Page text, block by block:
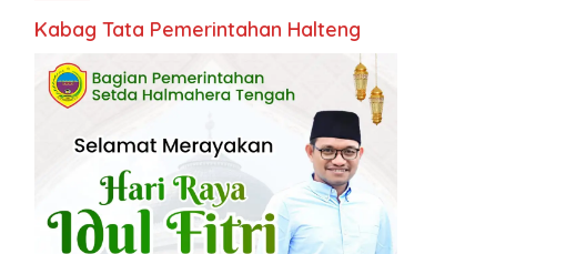
Kabag Tata Pemerintahan Halteng